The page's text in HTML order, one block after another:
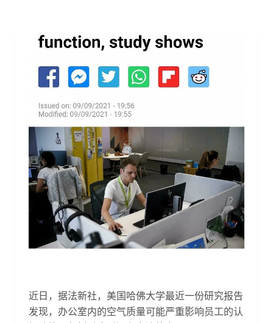
近日，据法新社，美国哈佛大学最近一份研究报告
发现，办公室内的空气质量可能严重影响员工的认